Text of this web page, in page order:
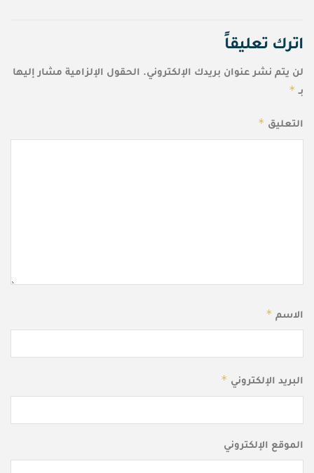
اترك تعليقاً
لن يتم نشر عنوان بريدك الإلكتروني. الحقول الإلزامية مشار إليها
بـ *
التعليق *
الاسم *
البريد الإلكتروني *
الموقع الإلكتروني